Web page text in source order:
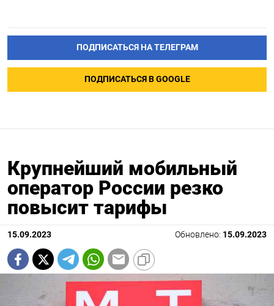
ПОДПИСАТЬСЯ НА ТЕЛЕГРАМ
ПОДПИСАТЬСЯ В GOOGLE
Крупнейший мобильный
оператор России резко
повысит тарифы
15.09.2023 Обновлено: 15.09.2023